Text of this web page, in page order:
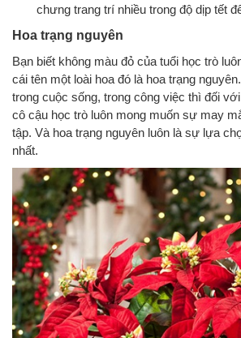
chưng trang trí nhiều trong độ dịp tết
Hoa trạng nguyên
Bạn biết không màu đỏ của tuổi học trò
cái tên một loài hoa đó là hoa trạng
trong cuộc sống, trong công việc thì đối
cô cậu học trò luôn mong muốn sự may
tập. Và hoa trạng nguyên luôn là sự lựa
nhất.